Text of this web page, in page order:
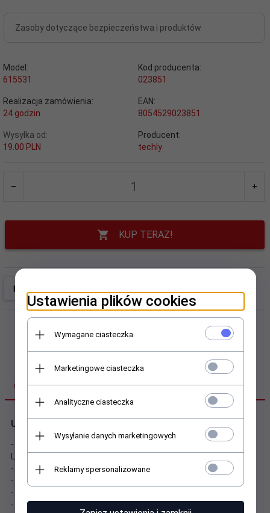
Zasoby dotyczące bezpieczeństwa i produktów
Model:
615531
Kod producenta:
023851
Realizacja zamówienia:
24 godzin
EAN:
8054529023851
Wysyłka od:
19.00 PLN
Producent:
techly
KUP TERAZ!
OPIS PRODUKTU
Uchwyt ścienny LCD/LED 23-55cali regulowany
- Umożliwia bezpieczny montaż na ścianie wyświetlacza
- Konstrukcja ze stali gwarantuje maksimum bezpieczeństwa
- Mocowanie wyświetlacza w standardzie VESA
- Dwuprzegubowy wysięgnik z regulacją odległości od ściany
- Możliwość regulacji kąta pochylenia
Ustawienia plików cookies
Wymagane ciasteczka
Marketingowe ciasteczka
Analityczne ciasteczka
Wysyłanie danych marketingowych
Reklamy spersonalizowane